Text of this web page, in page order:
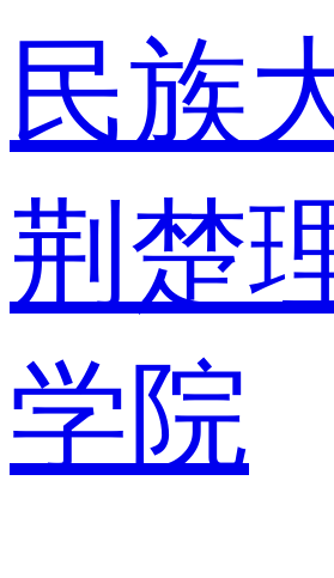
民族
荆楚
学院